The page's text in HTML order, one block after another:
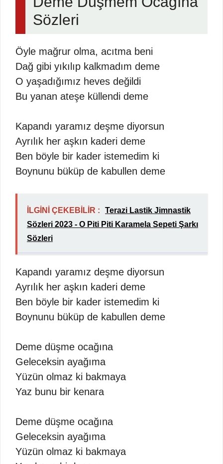
Sözleri
Öyle mağrur olma, acıtma beni
Dağ gibi yıkılıp kalkmadım deme
O yaşadığımız heves değildi
Bu yanan ateşe küllendi deme
Kapandı yaramız deşme diyorsun
Ayrılık her aşkın kaderi deme
Ben böyle bir kader istemedim ki
Boynunu büküp de kabullen deme
İLGİNİ ÇEKEBİLİR :
Terazi Lastik Jimnastik
Sözleri 2023 - O Piti Piti Karamela Sepeti Şarkı
Sözleri
Kapandı yaramız deşme diyorsun
Ayrılık her aşkın kaderi deme
Ben böyle bir kader istemedim ki
Boynunu büküp de kabullen deme
Deme düşme ocağına
Geleceksin ayağıma
Yüzün olmaz ki bakmaya
Yaz bunu bir kenara
Deme düşme ocağına
Geleceksin ayağıma
Yüzün olmaz ki bakmaya